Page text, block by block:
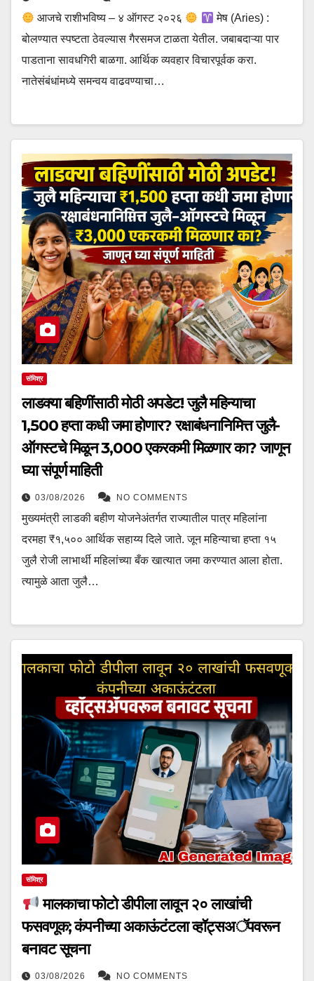
आजचे राशीभविष्य – ४ ऑगस्ट २०२६
मेष (Aries) :
बोलण्यात स्पष्टता ठेवल्यास गैरसमज टाळता येतील. जबाबदाऱ्या पार
पाडताना सावधगिरी बाळगा. आर्थिक व्यवहार विचारपूर्वक करा.
नातेसंबंधांमध्ये समन्वय वाढवण्याचा…
संमिश्र
लाडक्या बहिणींसाठी मोठी अपडेट! जुलै महिन्याचा
₹1,500 हप्ता कधी जमा होणार? रक्षाबंधनानिमित्त जुलै-
ऑगस्टचे मिळून ₹3,000 एकरकमी मिळणार का? जाणून
घ्या संपूर्ण माहिती
03/08/2026 NO COMMENTS
मुख्यमंत्री लाडकी बहीण योजनेअंतर्गत राज्यातील पात्र महिलांना
दरमहा ₹१,५०० आर्थिक सहाय्य दिले जाते. जून महिन्याचा हप्ता १५
जुलै रोजी लाभार्थी महिलांच्या बँक खात्यात जमा करण्यात आला होता.
त्यामुळे आता जुलै…
संमिश्र
मालकाचा फोटो डीपीला लावून २० लाखांची
फसवणूक; कंपनीच्या अकाऊंटंटला व्हॉट्सअॅपवरून
बनावट सूचना
03/08/2026 NO COMMENTS